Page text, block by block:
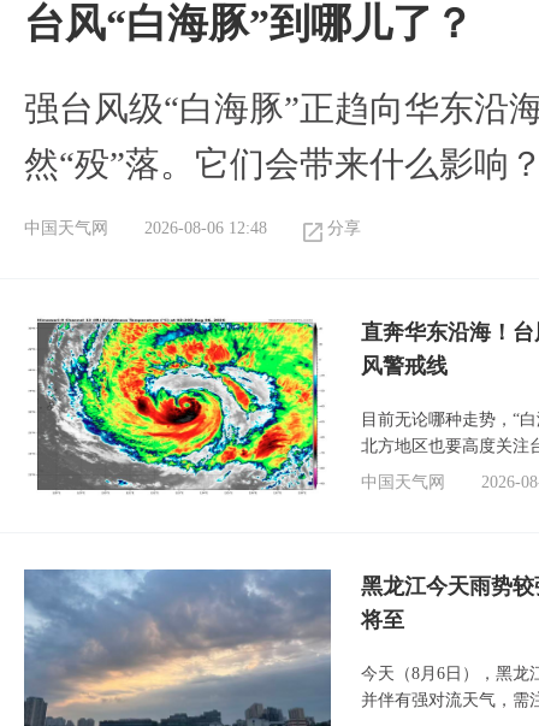
台风“白海豚”到哪儿了？
强台风级“白海豚”正趋向华东沿
然“殁”落。它们会带来什么影响
中国天气网 2026-08-06 12:48 分享
直奔华东沿海！
风警戒线
目前无论哪种走势，“
北方地区也要高度关注
中国天气网
2026-
黑龙江今天雨势
将至
今天（8月6日），黑龙
并伴有强对流天气，需